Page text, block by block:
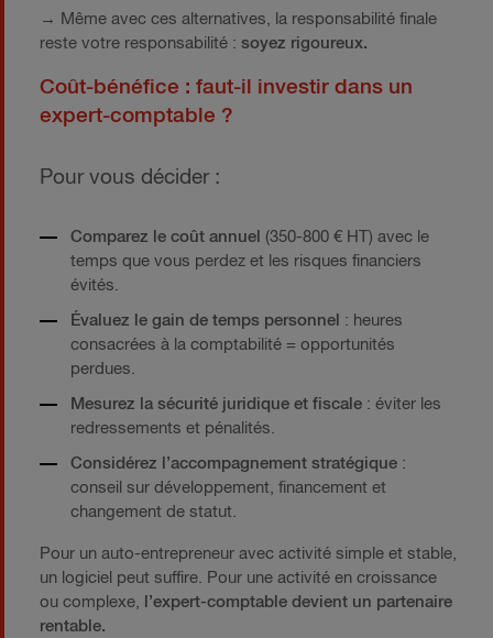
→ Même avec ces alternatives, la responsabilité finale
reste votre responsabilité : soyez rigoureux.
Coût-bénéfice : faut-il investir dans un
expert-comptable ?
Pour vous décider :
Comparez le coût annuel (350-800 € HT) avec le
temps que vous perdez et les risques financiers
évités.
Évaluez le gain de temps personnel : heures
consacrées à la comptabilité = opportunités
perdues.
Mesurez la sécurité juridique et fiscale : éviter les
redressements et pénalités.
Considérez l’accompagnement stratégique :
conseil sur développement, financement et
changement de statut.
Pour un auto-entrepreneur avec activité simple et stable,
un logiciel peut suffire. Pour une activité en croissance
ou complexe, l’expert-comptable devient un partenaire
rentable.